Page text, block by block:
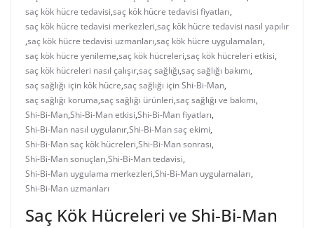
saç kök hücre tedavisi,saç kök hücre tedavisi fiyatları,
saç kök hücre tedavisi merkezleri,saç kök hücre tedavisi nasıl yapılır
,saç kök hücre tedavisi uzmanları,saç kök hücre uygulamaları,
saç kök hücre yenileme,saç kök hücreleri,saç kök hücreleri etkisi,
saç kök hücreleri nasıl çalışır,saç sağlığı,saç sağlığı bakımı,
saç sağlığı için kök hücre,saç sağlığı için Shi-Bi-Man,
saç sağlığı koruma,saç sağlığı ürünleri,saç sağlığı ve bakımı,
Shi-Bi-Man,Shi-Bi-Man etkisi,Shi-Bi-Man fiyatları,
Shi-Bi-Man nasıl uygulanır,Shi-Bi-Man saç ekimi,
Shi-Bi-Man saç kök hücreleri,Shi-Bi-Man sonrası,
Shi-Bi-Man sonuçları,Shi-Bi-Man tedavisi,
Shi-Bi-Man uygulama merkezleri,Shi-Bi-Man uygulamaları,
Shi-Bi-Man uzmanları
Saç Kök Hücreleri ve Shi-Bi-Man